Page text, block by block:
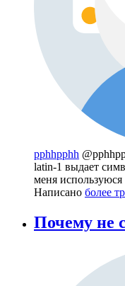
pphhpphh
latin-1 выдает
меня
Написано более
Почему не